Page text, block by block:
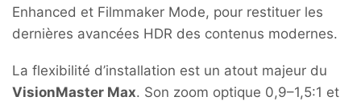
Enhanced et Filmmaker Mode, pour restituer les
dernières avancées HDR des contenus modernes.
La flexibilité d’installation est un atout majeur du
VisionMaster Max. Son zoom optique 0,9–1,5:1 et